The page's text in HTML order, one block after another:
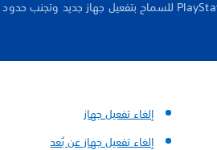
إلغاء تفعيل جهاز
إلغاء تفعيل جهاز عن بُعد